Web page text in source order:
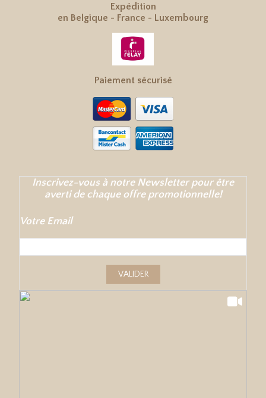
Expédition
en Belgique - France - Luxembourg
Paiement sécurisé
Inscrivez-vous à notre Newsletter pour être
averti de chaque offre promotionnelle!
Votre Email
VALIDER